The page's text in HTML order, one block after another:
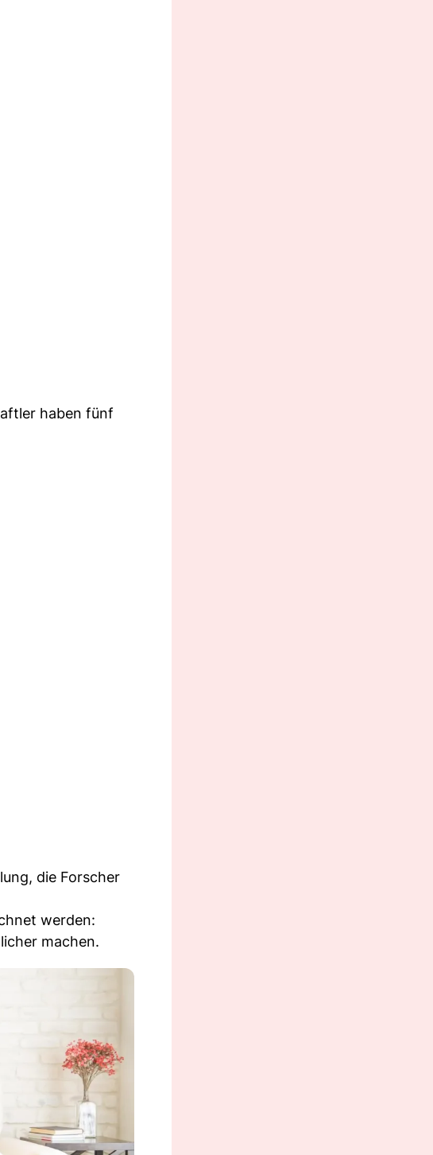
haben fünf
die Forscher
werden:
machen.